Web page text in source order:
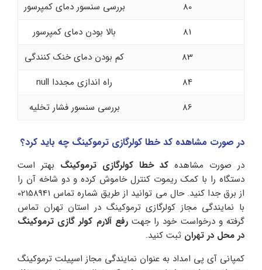
80
بررسی سنسور دمای کمپرسور
81
بالا بودن دمای کمپرسور
83
کم بودن دمای خنک کنندگی
84
راه اندازی مجددا null
86
بررسی سنسور فشار تخلیه
در صورت مشاهده کد خطا کولرگازی ترموکینگ چه باید کرد؟
در صورت مشاهده کد خطا کولرگازی ترموکینگ بهتر است
دستگاه را با کمک ریموت کنترل خاموش کرده و دو شاخه آن را
از برق جدا کنید. حال می توانید از طریق شماره تماس 02158941
با نمایندگی مجاز کولرگازی ترموکینگ در استان تهران تماس
گرفته و درخواست خود را جهترفع آلارم کولر گازی ترموکینگ
در محل در تهران ثبت کنید.
کمپانی آی پی امداد به عنوان نمایندگی مجاز اسپیلت ترموکینگ